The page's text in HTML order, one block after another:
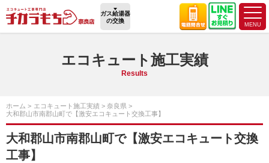
ガス給湯器
の交換
エコキュート施工実績
Results
ホーム エコキュート施工実績
奈良県
大和郡山市南郡山町で【激安エコキュート交換工事】
大和郡山市南郡山町で【激安エコキュート交換
工事】